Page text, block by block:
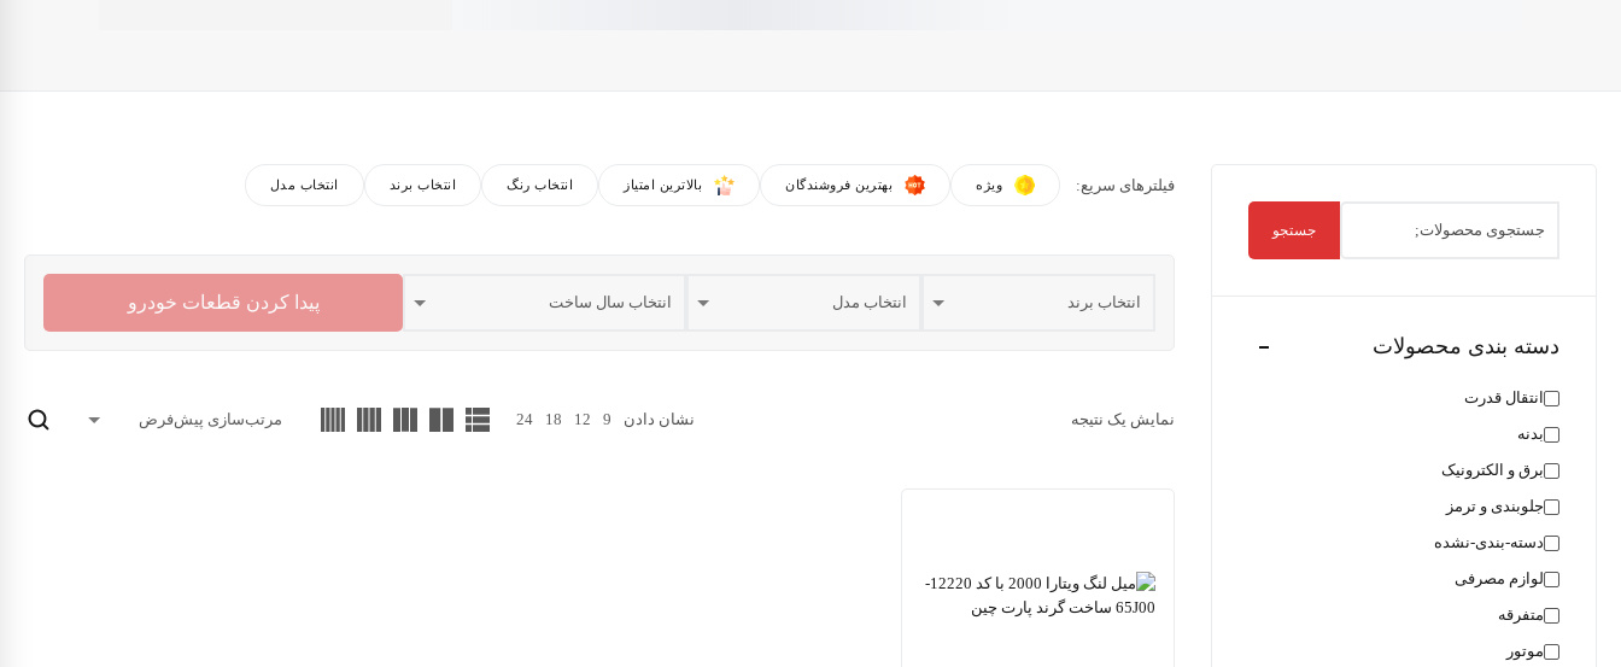
جستجو
دسته بندی محصولات
انتقال قدرت
بدنه
برق و الکترونیک
جلوبندی و ترمز
دسته-بندی-نشده
لوازم مصرفی
متفرقه
موتور
فیلترهای سریع: ویژه بهترین فروشندگان بالاترین امتیاز انتخاب رنگ انتخاب برند انتخاب مدل
پیدا کردن قطعات خودرو
نمایش یک نتیجه نشان دادن 9
12
18
24